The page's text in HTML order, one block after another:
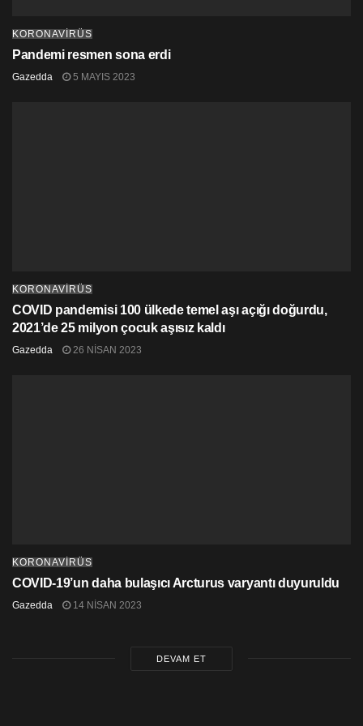
KORONAVİRÜS
Pandemi resmen sona erdi
Gazedda 5 MAYIS 2023
KORONAVİRÜS
COVID pandemisi 100 ülkede temel aşı açığı doğurdu,
2021’de 25 milyon çocuk aşısız kaldı
Gazedda 26 NISAN 2023
KORONAVİRÜS
COVID-19’un daha bulaşıcı Arcturus varyantı duyuruldu
Gazedda 14 NISAN 2023
DEVAM ET